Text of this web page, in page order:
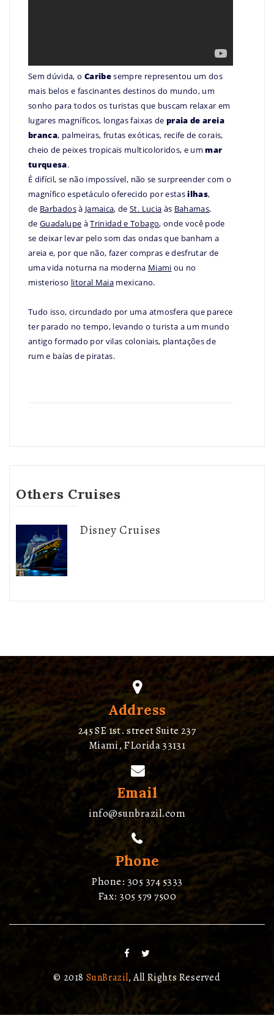
Sem dúvida, o Caribesempre representou um dos
mais belos e fascinantes destinos do mundo, um
sonho para todos os turistas que buscam relaxar em
lugares magníficos, longas faixas de praia de areia
branca, palmeiras, frutas exóticas, recife de corais,
cheio de peixes tropicais multicoloridos, e ummar
turquesa.
É difícil, se não impossível, não se surpreender com o
magnífico espetáculo oferecido por estasilhas,
de Barbadosà Jamaica, deSt. Lucia às Bahamas,
deGuadalupe àTrinidad e Tobago, onde você pode
se deixar levar pelo som das ondas que banham a
areia e, por que não, fazer compras e desfrutar de
uma vida noturna na moderna Miami ou no
misterioso litoral Maia mexicano.
Tudo isso, circundado por uma atmosfera que parece
ter parado no tempo, levando o turista a um mundo
antigo formado por vilas coloniais, plantações de
rum e baías de piratas.
Others Cruises
Disney Cruises
Address
245 SE 1st. street Suite 237
Miami, FLorida 33131
Email
info@sunbrazil.com
Phone
Phone: 305 374 5333
Fax: 305 579 7500
© 2018 SunBrazil, All Rights Reserved